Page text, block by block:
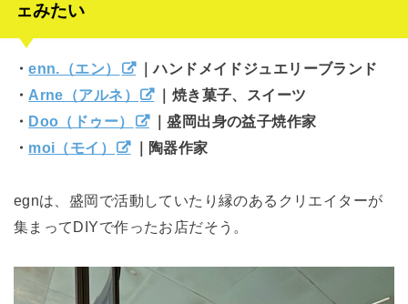
ェみたい
・enn.（エン）
｜ハンドメイドジュエリーブランド
・ Arne（アルネ）
｜焼き菓子、スイーツ
・ Doo（ドゥー）
｜盛岡出身の益子焼作家
・ moi（モイ） ｜陶器作家
egnは、盛岡で活動していたり縁のあるクリエイターが
集まってDIYで作ったお店だそう。